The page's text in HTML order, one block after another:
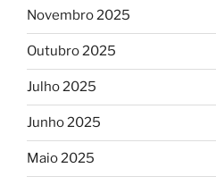
Novembro 2025
Outubro 2025
Julho 2025
Junho 2025
Maio 2025